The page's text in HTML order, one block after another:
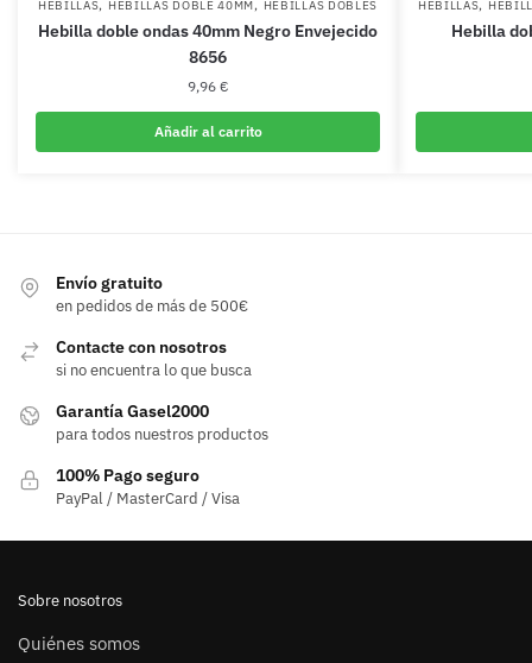
HEBILLAS, HEBILLAS DOBLE 40MM, HEBILLAS DOBLES
Hebilla doble ondas 40mm Negro Envejecido
8656
9,96 €
Añadir al carrito
HEBILLAS,
Hebilla
Envío gratuito
en pedidos de más de 500€
Contacte con nosotros
si no encuentra lo que busca
Garantía Gasel2000
para todos nuestros productos
100% Pago seguro
PayPal / MasterCard / Visa
Sobre nosotros
Quiénes somos